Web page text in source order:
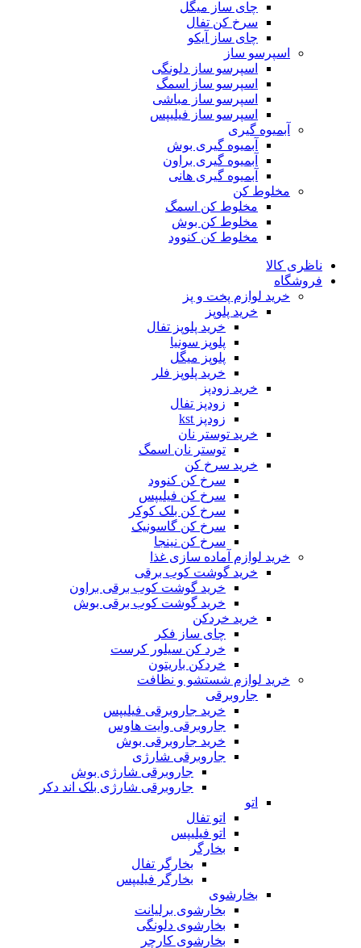
چای ساز میگل
سرخ کن تفال
چای ساز آیکو
اسپرسو ساز
اسپرسو ساز دلونگی
اسپرسو ساز اسمگ
اسپرسو ساز مباشی
اسپرسو ساز فیلیپس
آبمیوه گیری
آبمیوه گیری بوش
آبمیوه گیری براون
آبمیوه گیری هانی
مخلوط کن
مخلوط کن اسمگ
مخلوط کن بوش
مخلوط کن کنوود
ناظری کالا
فروشگاه
خرید لوازم پخت و پز
خرید پلوپز
خرید پلوپز تفال
پلوپز سونیا
پلوپز میگل
خرید پلوپز فلر
خرید زودپز
زودپز تفال
زودپز kst
خرید توستر نان
توستر نان اسمگ
خرید سرخ کن
سرخ کن کنوود
سرخ کن فیلیپس
سرخ کن بلک کوکر
سرخ کن گاسونیک
سرخ کن نینجا
خرید لوازم آماده سازی غذا
خرید گوشت کوب برقی
خرید گوشت کوب برقی براون
خرید گوشت کوب برقی بوش
خرید خردکن
چای ساز فکر
خرد کن سیلور کرست
خردکن باریتون
خرید لوازم شستشو و نظافت
جاروبرقی
خرید جاروبرقی فیلیپس
جاروبرقی وایت هاوس
خرید جاروبرقی بوش
جاروبرقی شارژی
جاروبرقی شارژی بوش
جاروبرقی شارژی بلک اند دکر
اتو
اتو تفال
اتو فیلیپس
بخارگر
بخارگر تفال
بخارگر فیلیپس
بخارشوی
بخارشوی برلیانت
بخارشوی دلونگی
بخارشوی کارچر